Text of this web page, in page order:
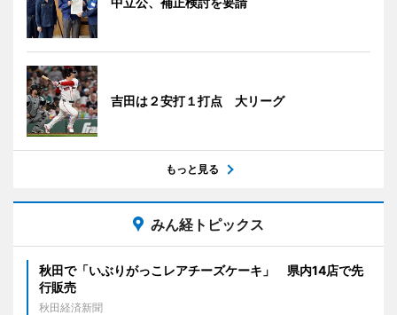
吉田は２安打１打点 大リーグ
もっと見る
みん経トピックス
秋田で「いぶりがっこレアチーズケーキ」 県内14店で先
行販売
秋田経済新聞